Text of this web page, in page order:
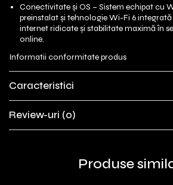
Conectivitate și OS – Sistem echipat cu
preinstalat și tehnologie Wi-Fi 6
internet ridicate și stabilitate maximă în
online.
Informatii conformitate produs
Caracteristici
Review-uri (0)
Produse